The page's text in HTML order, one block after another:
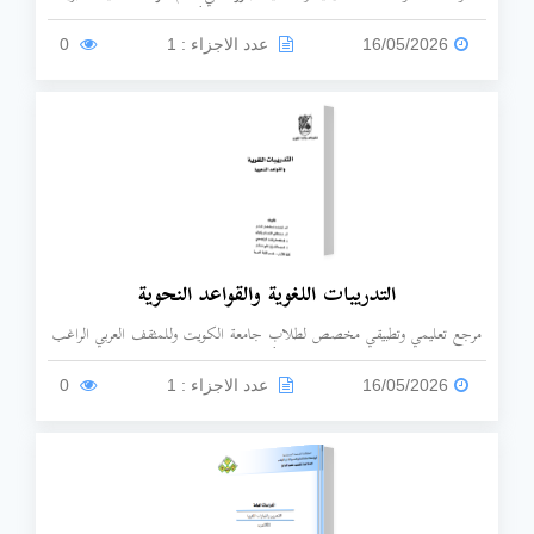
للنظام الصوتي العربي، يُعد الكتاب ثمرة استخدام أدوات التكنولوجيا الحديثة
(مثل جهاز الاسبكتروجراف وأفلام أشعة إكس الضوئية) لتحويل الأصوات
رواة وجامعيين يمثلون نطق هذه اللغة (من العراق والأردن والمؤلف نفسه).
16/05/2026 عدد الاجزاء : 1
التدريبات اللغوية والقواعد النحوية
مرجع تعليمي وتطبيقي مخصص لطلاب جامعة الكويت وللمثقف العربي الراغب
في تقويم أدائه اللغوي.
16/05/2026 عدد الاجزاء : 1